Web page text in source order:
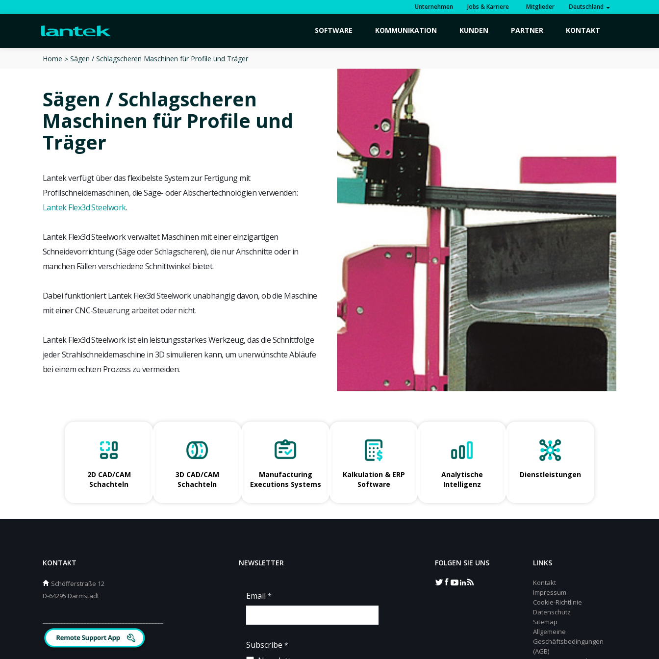
Unternehmen Jobs & Karriere Mitglieder Deutschland
SOFTWARE KOMMUNIKATION KUNDEN PARTNER KONTAKT
Home Sägen / Schlagscheren Maschinen für Profile und Träger
Sägen / Schlagscheren
Maschinen für Profile und
Träger
Lantek verfügt über das flexibelste System zur Fertigung mit
Profilschneidemaschinen, die Säge- oder Abschertechnologien verwenden:
Lantek Flex3d Steelwork.
Lantek Flex3d Steelwork verwaltet Maschinen mit einer einzigartigen
Schneidevorrichtung (Säge oder Schlagscheren), die nur Anschnitte oder in
manchen Fällen verschiedene Schnittwinkel bietet.
Dabei funktioniert Lantek Flex3d Steelwork unabhängig davon, ob die Maschine
mit einer CNC-Steuerung arbeitet oder nicht.
Lantek Flex3d Steelwork ist ein leistungsstarkes Werkzeug, das die Schnittfolge
jeder Strahlschneidemaschine in 3D simulieren kann, um unerwünschte Abläufe
bei einem echten Prozess zu vermeiden.
2D CAD/CAM
Schachteln
3D CAD/CAM
Schachteln
Manufacturing
Executions Systems
Kalkulation & ERP
Software
Analytische
Intelligenz
Dienstleistungen
KONTAKT
Schöfferstraße 12
D-64295 Darmstadt
NEWSLETTER FOLGEN SIE UNS LINKS
Kontakt
Impressum
Cookie-Richtlinie
Datenschutz
Sitemap
Allgemeine
Geschäftsbedingungen
(AGB)